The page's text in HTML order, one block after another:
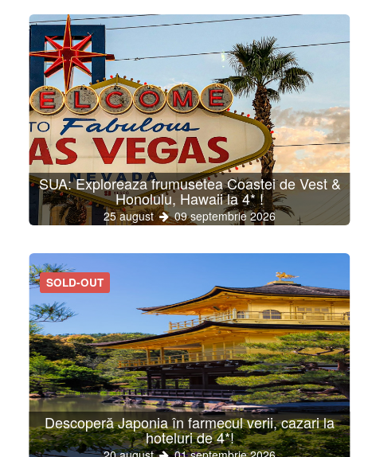
SUA: Exploreaza frumusetea Coastei de Vest &
Honolulu, Hawaii la 4* !
25 august 09 septembrie 2026
SOLD-OUT
Descoperă Japonia în farmecul verii, cazari la
hoteluri de 4*!